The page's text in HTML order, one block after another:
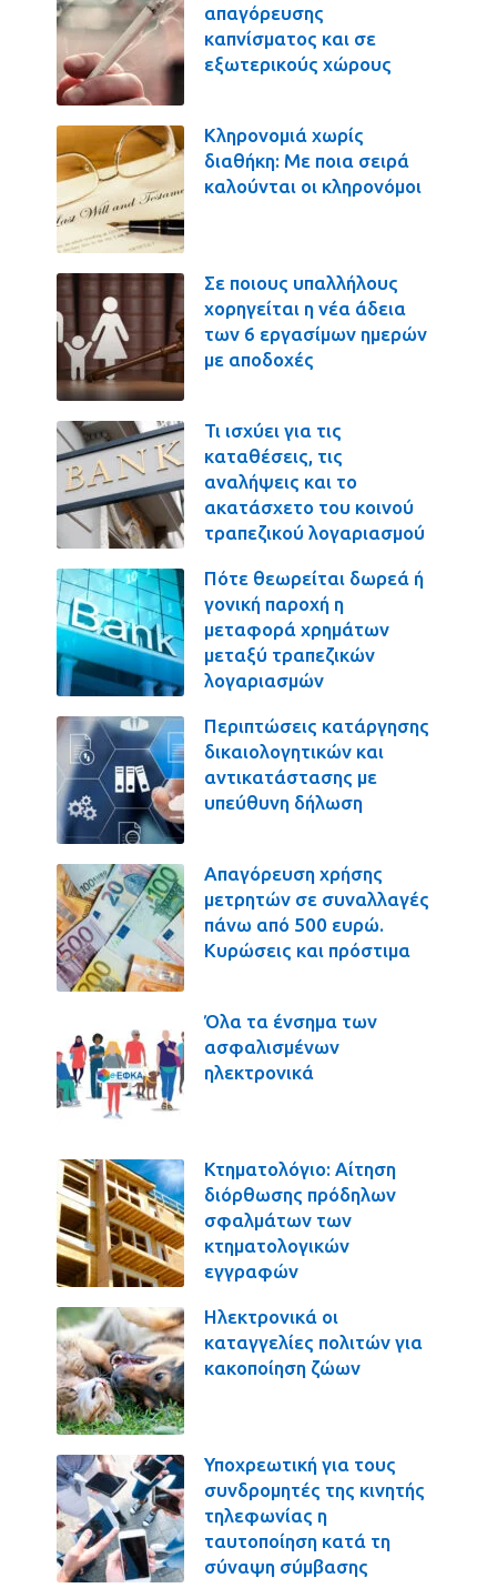
απαγόρευσης
καπνίσματος και σε
εξωτερικούς χώρους
Κληρονομιά χωρίς
διαθήκη: Με ποια σειρά
καλούνται οι κληρονόμοι
Σε ποιους υπαλλήλους
χορηγείται η νέα άδεια
των 6 εργασίμων ημερών
με αποδοχές
Τι ισχύει για τις
καταθέσεις, τις
αναλήψεις και το
ακατάσχετο του κοινού
τραπεζικού λογαριασμού
Πότε θεωρείται δωρεά ή
γονική παροχή η
μεταφορά χρημάτων
μεταξύ τραπεζικών
λογαριασμών
Περιπτώσεις κατάργησης
δικαιολογητικών και
αντικατάστασης με
υπεύθυνη δήλωση
Απαγόρευση χρήσης
μετρητών σε συναλλαγές
πάνω από 500 ευρώ.
Κυρώσεις και πρόστιμα
Όλα τα ένσημα των
ασφαλισμένων
ηλεκτρονικά
Κτηματολόγιο: Αίτηση
διόρθωσης πρόδηλων
σφαλμάτων των
κτηματολογικών
εγγραφών
Ηλεκτρονικά οι
καταγγελίες πολιτών για
κακοποίηση ζώων
Υποχρεωτική για τους
συνδρομητές της κινητής
τηλεφωνίας η
ταυτοποίηση κατά τη
σύναψη σύμβασης